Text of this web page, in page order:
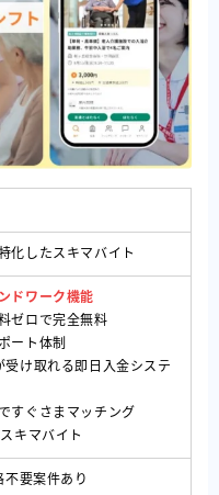
化したスキマバイト
ドワーク機能
ゼロで完全無料
ート体制
受け取れる即日入金システ
すぐさまマッチング
キマバイト
要案件あり